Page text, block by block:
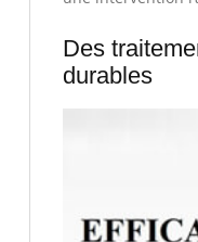
Des
durables